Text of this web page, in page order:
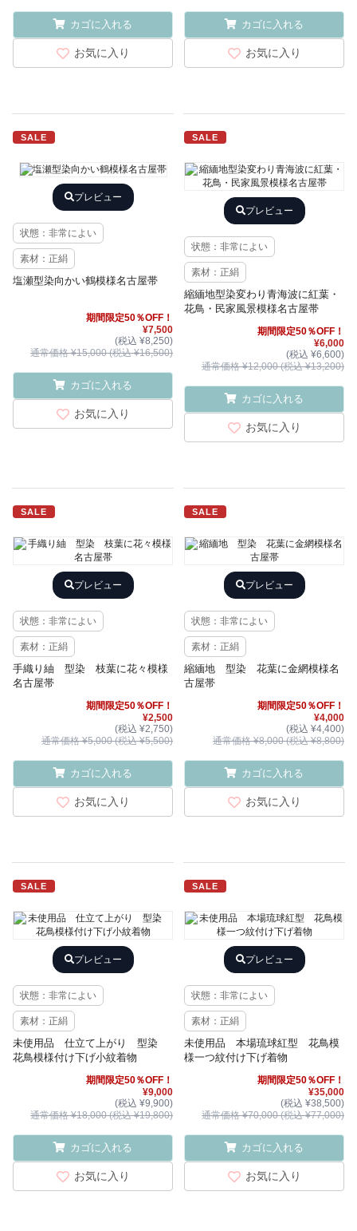
カゴに入れる
お気に入り
カゴに入れる
お気に入り
SALE
プレビュー
状態：非常によい
素材：正絹
塩瀬型染向かい鶴模様名古屋帯
期間限定50％OFF！
¥7,500
(税込 ¥8,250)
通常価格 ¥15,000 (税込 ¥16,500)
カゴに入れる
お気に入り
SALE
プレビュー
状態：非常によい
素材：正絹
縮緬地型染変わり青海波に紅葉・
花鳥・民家風景模様名古屋帯
期間限定50％OFF！
¥6,000
(税込 ¥6,600)
通常価格 ¥12,000 (税込 ¥13,200)
カゴに入れる
お気に入り
SALE
プレビュー
状態：非常によい
素材：正絹
手織り紬 型染 枝葉に花々模様
名古屋帯
期間限定50％OFF！
¥2,500
(税込 ¥2,750)
通常価格 ¥5,000 (税込 ¥5,500)
カゴに入れる
お気に入り
SALE
プレビュー
状態：非常によい
素材：正絹
縮緬地 型染 花葉に金網模様名
古屋帯
期間限定50％OFF！
¥4,000
(税込 ¥4,400)
通常価格 ¥8,000 (税込 ¥8,800)
カゴに入れる
お気に入り
SALE
プレビュー
状態：非常によい
素材：正絹
未使用品 仕立て上がり 型染
花鳥模様付け下げ小紋着物
期間限定50％OFF！
¥9,000
(税込 ¥9,900)
通常価格 ¥18,000 (税込 ¥19,800)
カゴに入れる
お気に入り
SALE
プレビュー
状態：非常によい
素材：正絹
未使用品 本場琉球紅型 花鳥模
様一つ紋付け下げ着物
期間限定50％OFF！
¥35,000
(税込 ¥38,500)
通常価格 ¥70,000 (税込 ¥77,000)
カゴに入れる
お気に入り